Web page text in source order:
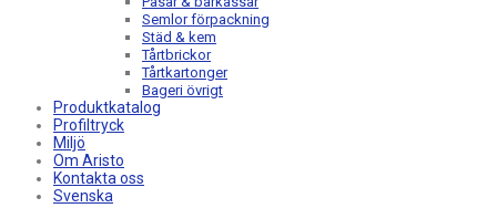
Semlor förpackning
Städ & kem
Tårtbrickor
Tårtkartonger
Bageri övrigt
Produktkatalog
Profiltryck
Miljö
Om Aristo
Kontakta oss
Svenska